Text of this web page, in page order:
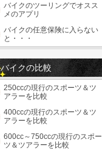
バイクのツーリングでオスス
メのアプリ
バイクの任意保険に入らない
と・・・
バイクの比較
250ccの現行のスポーツ＆ツ
アラーを比較
400ccの現行のスポーツ＆ツ
アラーを比較
600cc～750ccの現行のスポー
ツ＆ツアラーを比較